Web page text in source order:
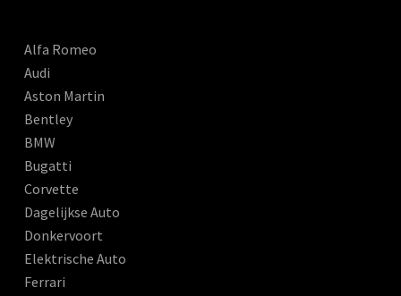
Alfa Romeo
Audi
Aston Martin
Bentley
BMW
Bugatti
Corvette
Dagelijkse Auto
Donkervoort
Elektrische Auto
Ferrari